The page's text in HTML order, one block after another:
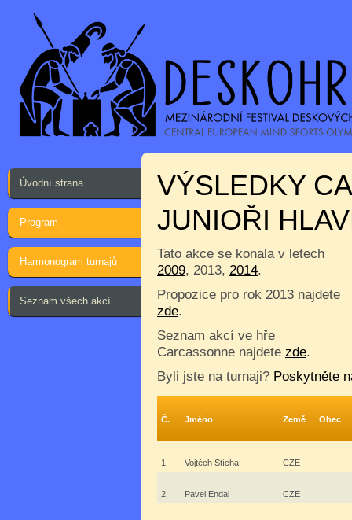
Úvodní strana
Program
Harmonogram turnajů
Seznam všech akcí
VÝSLEDKY
JUNIOŘI
Tato akce se konala v letech
2009, 2013, 2014.
Propozice pro rok 2013 najdete
zde.
Seznam akcí ve hře
Carcassonne najdete zde.
Byli jste na turnaji? Poskytněte
Č. Jméno Země Obec
1. Vojtěch Stícha CZE
2. Pavel Endal CZE